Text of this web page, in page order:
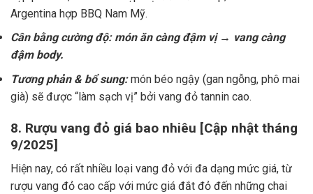
Argentina hợp BBQ Nam Mỹ.
Cân bằng cường độ: món ăn càng đậm vị → vang càng
đậm body.
Tương phản & bổ sung:món béo ngậy (gan ngỗng, phô mai
già) sẽ được “làm sạch vị” bởi vang đỏ tannin cao.
8. Rượu vang đỏ giá bao nhiêu [Cập nhật tháng
9/2025]
Hiện nay, có rất nhiều loại vang đỏ với đa dạng mức giá, từ
rượu vang đỏ cao cấp với mức giá đắt đỏ đến những chai